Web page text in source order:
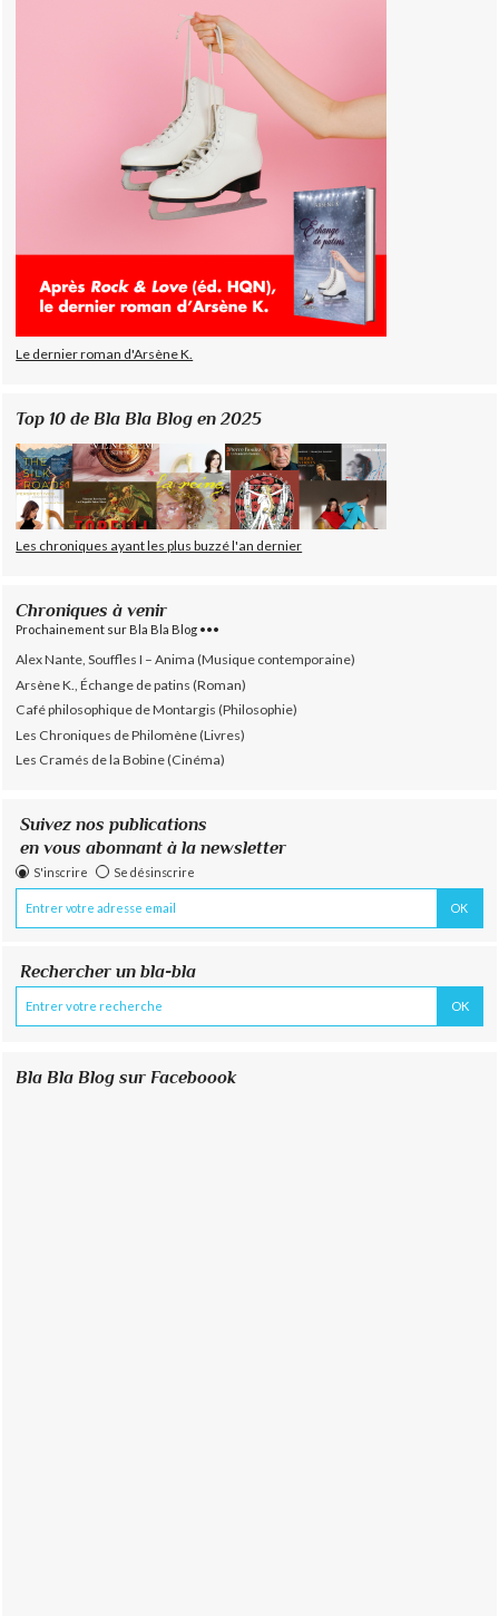
Le dernier roman d'Arsène K.
Top 10 de Bla Bla Blog en 2025
Les chroniques ayant les plus buzzé l'an dernier
Chroniques à venir
Prochainement sur Bla Bla Blog •••
Alex Nante, Souffles I – Anima (Musique contemporaine)
Arsène K., Échange de patins (Roman)
Café philosophique de Montargis (Philosophie)
Les Chroniques de Philomène (Livres)
Les Cramés de la Bobine (Cinéma)
Suivez nos publications
en vous abonnant à la newsletter
S'inscrire Se désinscrire
Rechercher un bla-bla
Bla Bla Blog sur Faceboook